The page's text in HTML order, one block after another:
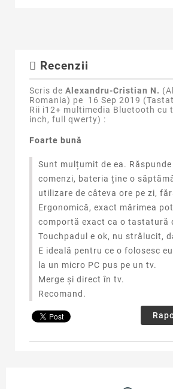
Recenzii
Scris de Alexandru-Cristian N.
Romania) pe 16 Sep 2019 (
Rii i12+ multimedia Bluetooth cu
inch, full qwerty) :
Foarte bună
Sunt mulțumit de ea.
comenzi, bateria ține o
utilizare de câteva ore pe zi,
Ergonomică, exact mărimea
comportă exact ca o tastatură
Touchpadul e ok, nu strălucit,
E ideală pentru ce o folosesc
la un micro PC pus pe un tv.
Merge și direct în tv.
Recomand.